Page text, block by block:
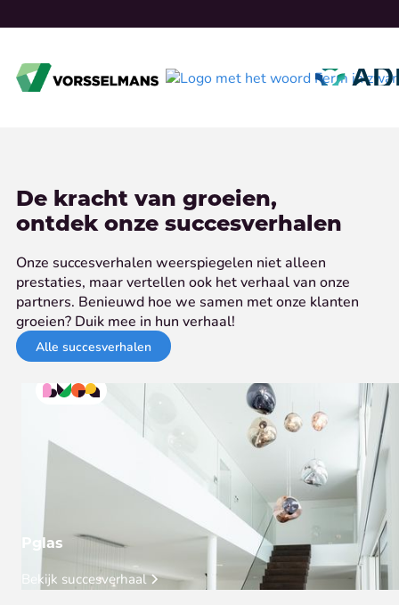
De kracht van groeien,
ontdek onze succesverhalen
Onze succesverhalen weerspiegelen niet alleen
prestaties, maar vertellen ook het verhaal van onze
partners. Benieuwd hoe we samen met onze klanten
groeien? Duik mee in hun verhaal!
Alle succesverhalen
Pglas
Bekijk succesverhaal